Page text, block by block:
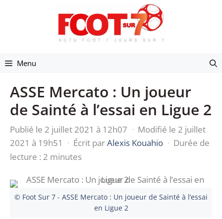
Menu
ASSE Mercato : Un joueur
de Sainté à l’essai en Ligue 2
Publié le 2 juillet 2021 à 12h07 · Modifié le 2 juillet
2021 à 19h51
· Écrit parAlexis Kouahio · Durée de
lecture : 2 minutes
© Foot Sur 7 - ASSE Mercato : Un joueur de Sainté à l’essai
en Ligue 2